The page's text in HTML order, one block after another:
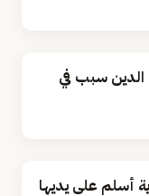
الدين سبب في
أسلم على يديها